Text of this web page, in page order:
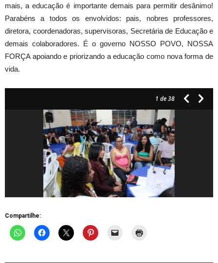
mais, a educação é importante demais para permitir desânimo!
Parabéns a todos os envolvidos: pais, nobres professores,
diretora, coordenadoras, supervisoras, Secretária de Educação e
demais colaboradores. É o governo NOSSO POVO, NOSSA
FORÇA apoiando e priorizando a educação como nova forma de
vida.
1 de 38
Compartilhe: